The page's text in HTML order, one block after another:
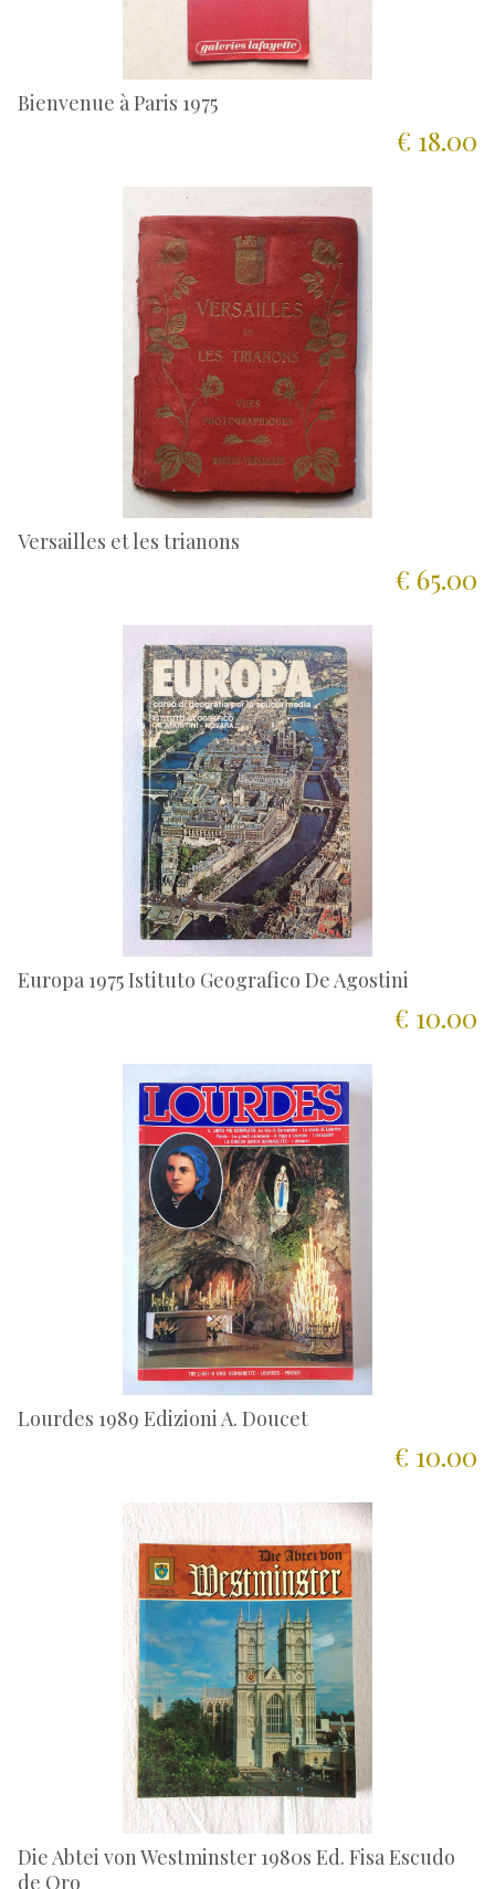
Bienvenue à Paris 1975
€ 18.00
Versailles et les trianons
€ 65.00
Europa 1975 Istituto Geografico De Agostini
€ 10.00
Lourdes 1989 Edizioni A. Doucet
€ 10.00
Die Abtei von Westminster 1980s Ed. Fisa Escudo
de Oro